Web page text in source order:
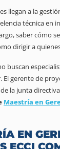
llegan a la
técnica en
sabercómo
dirigira
buscan
gerente de
la junta
Maestría en
EN
ECCI